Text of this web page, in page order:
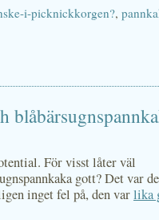
i-picknickkorgen?,
För visst låter väl
gott? Det var
inget fel på, den varlika